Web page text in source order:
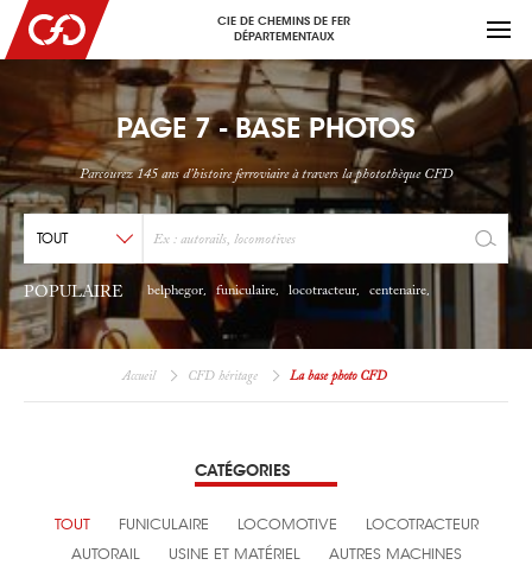
CIE DE CHEMINS DE FER
DÉPARTEMENTAUX
PAGE 7 - BASE PHOTOS
Parcourez 145 ans d'histoire ferroviaire à travers la photothèque CFD
POPULAIRE belphegor, funiculaire, locotracteur, centenaire,
Accueil CFD héritage La base photo CFD
CATÉGORIES
TOUT FUNICULAIRE LOCOMOTIVE
LOCOTRACTEUR
AUTORAIL
USINE ET MATÉRIEL
AUTRES MACHINES